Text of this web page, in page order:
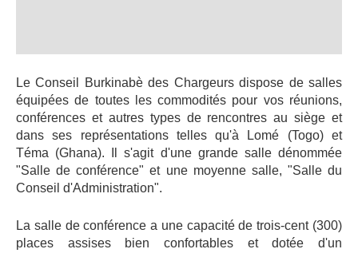
Le Conseil Burkinabè des Chargeurs dispose de salles
équipées de toutes les commodités pour vos réunions,
conférences et autres types de rencontres au siège et
dans ses représentations telles qu'à Lomé (Togo) et
Téma (Ghana). Il s'agit d'une grande salle dénommée
"Salle de conférence" et une moyenne salle, "Salle du
Conseil d'Administration".
La salle de conférence a une capacité de trois-cent (300)
places assises bien confortables et dotée d'un